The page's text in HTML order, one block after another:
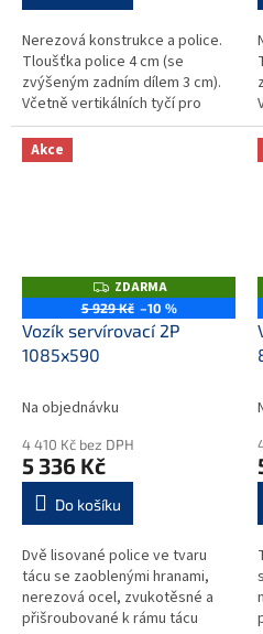
Nerezová konstrukce a police.
Tloušťka police 4 cm (se
zvýšeným zadním dílem 3 cm).
Včetně vertikálních tyčí pro
upevnění na stěnu - výška 35
cm. Police a upevňovací tyče
mohou...
Akce
Z
D
A
R
ZDARMA
5 929 Kč –10 %
Vozík servírovací 2P
1085x590
Na objednávku
4 410 Kč bez DPH
5 336 Kč
Do košíku
Dvě lisované police ve tvaru
tácu se zaoblenými hranami,
nerezová ocel, zvukotěsné a
přišroubované k rámu tácu